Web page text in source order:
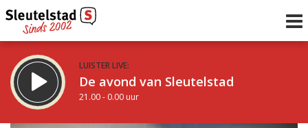
LUISTER LIVE:
De avond van Sleutelstad
21.00 - 0.00 uur